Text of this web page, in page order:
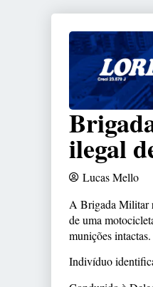
ilegal
Lucas Mello
A Brigada Militar
de uma
munições intactas.
Indivíduo